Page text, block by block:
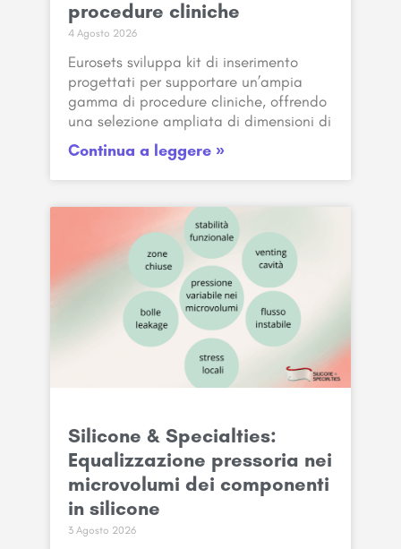
procedure cliniche
4 Agosto 2026
Eurosets sviluppa kit di inserimento
progettati per supportare un’ampia
gamma di procedure cliniche, offrendo
una selezione ampliata di dimensioni di
Continua a leggere »
Silicone & Specialties:
Equalizzazione pressoria nei
microvolumi dei componenti
in silicone
3 Agosto 2026